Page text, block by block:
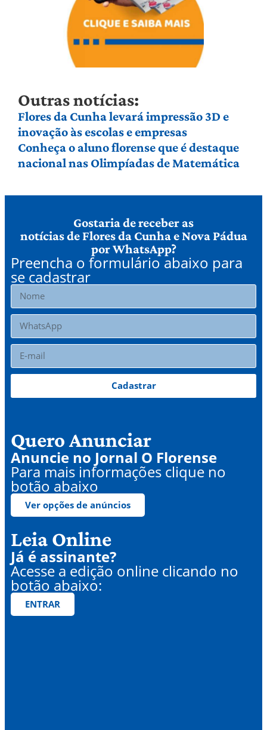
Outras notícias:
Flores da Cunha levará impressão 3D e
inovação às escolas e empresas
Conheça o aluno florense que é destaque
nacional nas Olimpíadas de Matemática
Gostaria de receber as
notícias de Flores da Cunha e Nova Pádua
por WhatsApp?
Preencha o formulário abaixo para
se cadastrar
Cadastrar
Quero Anunciar
Anuncie no Jornal O Florense
Para mais informações clique no
botão abaixo
Ver opções de anúncios
Leia Online
Já é assinante?
Acesse a edição online clicando no
botão abaixo:
ENTRAR